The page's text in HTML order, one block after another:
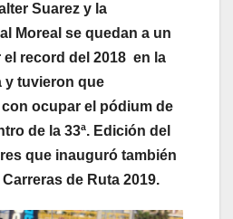
Suarez y la
Moreal se quedan a un
record del 2018 en la
y tuvieron que
ocupar el pódium de
de la 33ª. Edición del
que inauguró también
de Ruta 2019.